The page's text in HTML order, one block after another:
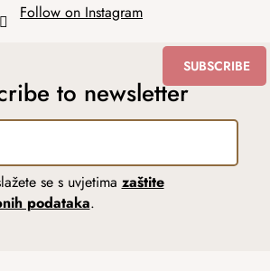
Follow on Instagram
to newsletter
se s uvjetima zaštite
podataka.
SUBSCRIBE